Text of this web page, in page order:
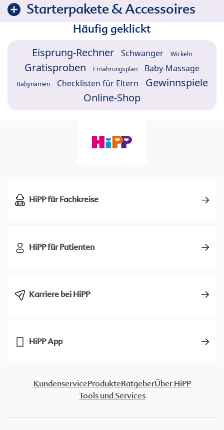
Starterpakete & Accessoires
Häufig geklickt
Eisprung-Rechner Schwanger Wickeln
Gratisproben Ernährungsplan Baby-Massage
Babynamen Checklisten für Eltern
Gewinnspiele
Online-Shop
HiPP für Fachkreise
HiPP für Patienten
Karriere bei HiPP
HiPP App
KundenserviceProdukteRatgeberÜber HiPP
Tools und Services